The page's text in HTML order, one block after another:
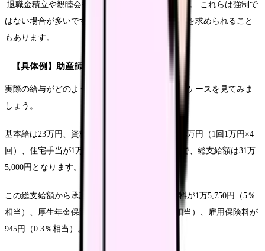
退職金積立や親睦会費などによっても異なります。 これらは強制で
はない場合が多いですが、職場の慣習として追加を求められること
もあります。
【具体例】助産師の給与明細モデルケース
実際の給与がどのように計算されるのか、モデルケースを見てみま
しょう。
基本給は23万円、資格手当が2万円、夜勤手当が4万円（1回1万円×4
回）、住宅手当が1万5,000円、通勤手当が1万円で、総支給額は31万
5,000円となります。
この総支給額から承認される項目は、健康保険料が1万5,750円（5％
相当）、厚生年金保険料が2万8,823円（9.15％相当）、雇用保険料が
945円（0.3％相当）。